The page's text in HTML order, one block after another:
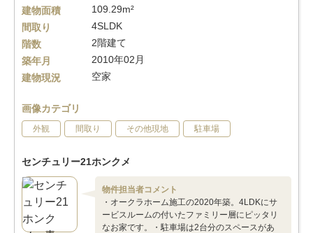
建物面積
109.29m²
間取り
4SLDK
階数
2階建て
築年月
2010年02月
建物現況
空家
画像カテゴリ
外観 間取り その他現地 駐車場
センチュリー21ホンクメ
物件担当者コメント
・オークラホーム施工の2020年築。4LDKにサ
ービスルームの付いたファミリー層にピッタリ
なお家です。・駐車場は2台分のスペースがあ